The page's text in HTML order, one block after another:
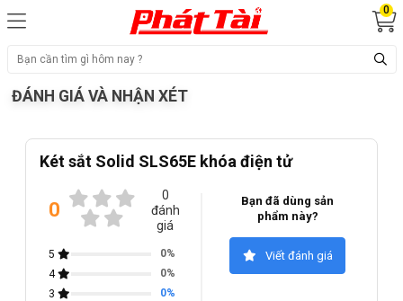
0
ĐÁNH GIÁ VÀ NHẬN XÉT
Két sắt Solid SLS65E khóa điện tử
0
0
đánh
giá
5
0%
4
0%
3
0%
Bạn đã dùng sản
phẩm này?
Viết đánh giá